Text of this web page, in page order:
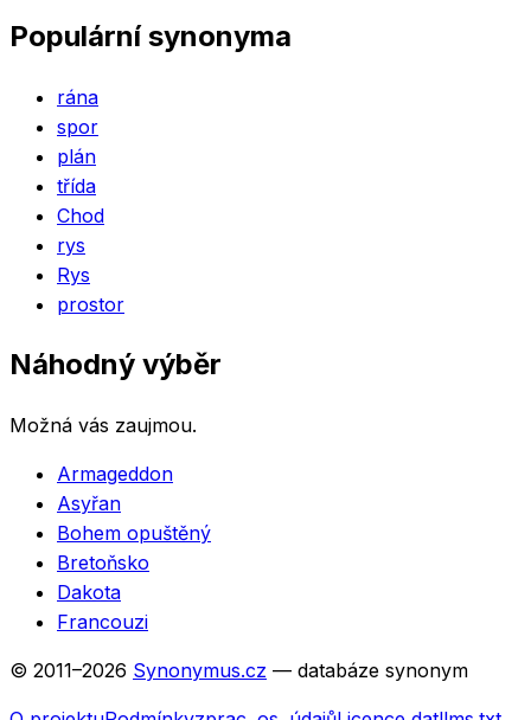
Populární synonyma
rána
spor
plán
třída
Chod
rys
Rys
prostor
Náhodný výběr
Možná vás zaujmou.
Armageddon
Asyřan
Bohem opuštěný
Bretoňsko
Dakota
Francouzi
© 2011–2026 Synonymus.cz — databáze synonym